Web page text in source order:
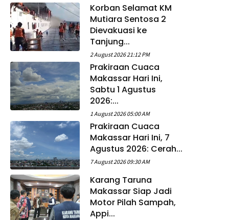
Korban Selamat KM
Mutiara Sentosa 2
Dievakuasi ke
Tanjung...
2 August 2026 21:12 PM
Prakiraan Cuaca
Makassar Hari Ini,
Sabtu 1 Agustus
2026:...
1 August 2026 05:00 AM
Prakiraan Cuaca
Makassar Hari Ini, 7
Agustus 2026: Cerah...
7 August 2026 09:30 AM
Karang Taruna
Makassar Siap Jadi
Motor Pilah Sampah,
Appi...